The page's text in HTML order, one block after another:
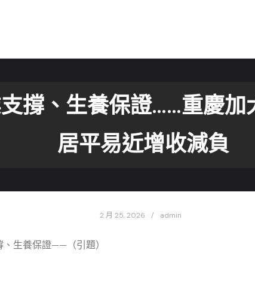
撐、生養保證……重慶加
居平易近增收減負
2 月 25, 2026 admin
生養保證——（引題）